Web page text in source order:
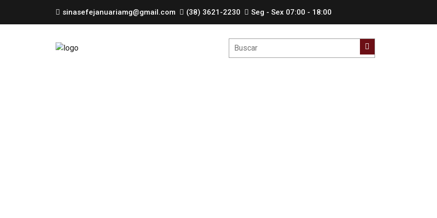
sinasefejanuariamg@gmail.com (38) 3621-2230 Seg - Sex 07:00 - 18:00